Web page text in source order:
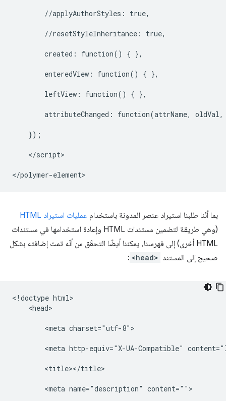
        //applyAuthorStyles: true,
        //resetStyleInheritance: true,
        created: function() { },
        enteredView: function() { },
        leftView: function() { },
attributeChanged: function(attrName,
    });
    </script>
بما أنّنا طلبنا استيراد عنصر المدونة باستخدام عمليات استيراد HTML
(وهي طريقة لتضمين مستندات HTML وإعادة استخدامها في مستندات
HTML أخرى) إلى فهرسنا، يمكننا أيضًا التحقّق من أنّه تمت إضافته بشكل
صحيح إلى المستند <head>
:
<!doctype html>
    <head>
        <meta charset="utf-8">
<meta http-equiv="X-UA-Compatible"
        <title></title>
        <meta name="description" content="">